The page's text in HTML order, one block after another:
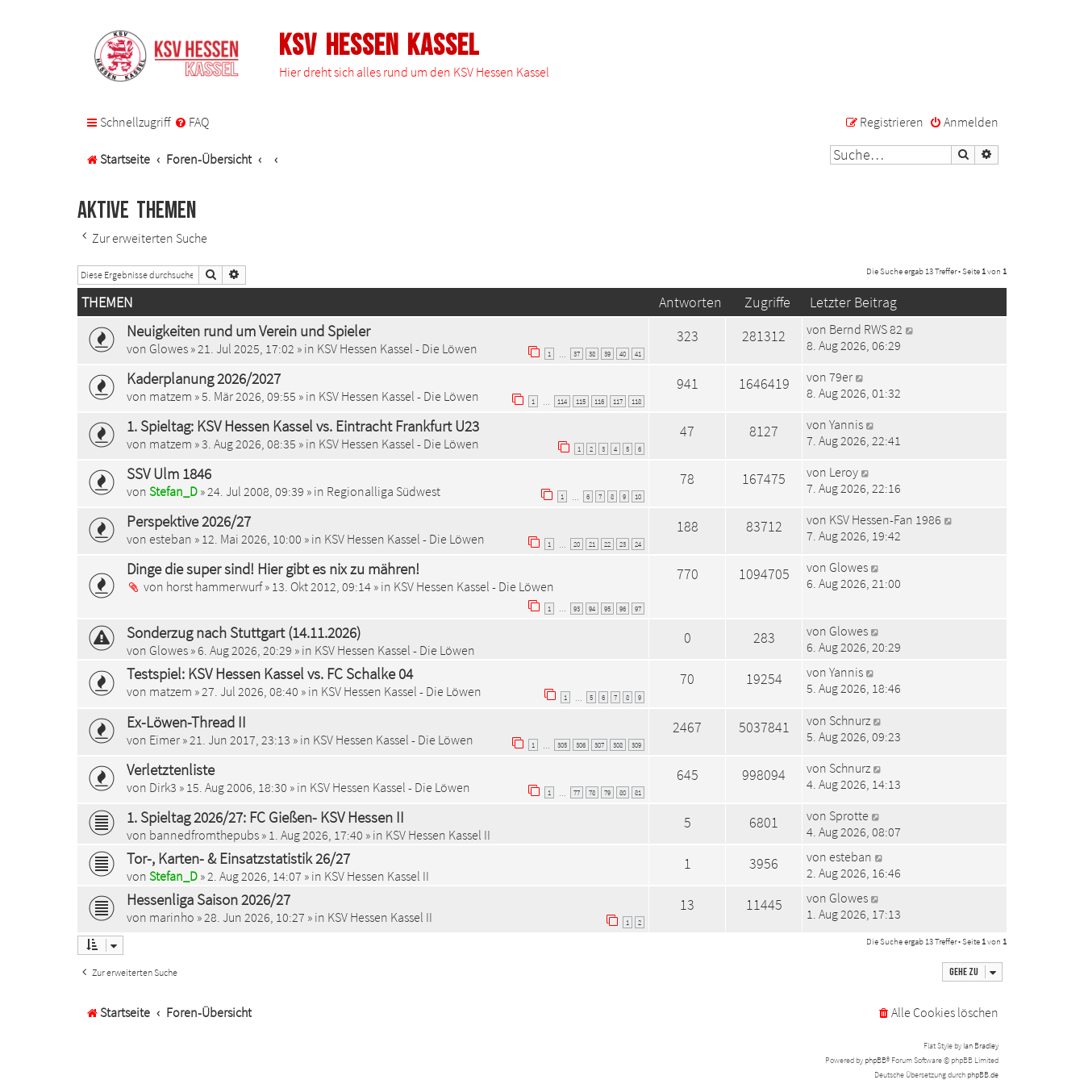
KSV Hessen Kassel
Hier dreht sich alles rund um den KSV Hessen Kassel
Schnellzugriff FAQ Anmelden
Registrieren
Startseite Foren-Übersicht Suche
Aktive Themen
Zur erweiterten Suche
Suche Die Suche ergab 13 Treffer • Seite 1von 1
THEMEN Antworten Zugriffe Letzter Beitrag
Neuigkeiten rund um Verein und Spieler
von Glowes » 21. Jul 2025, 17:02 » in KSV Hessen Kassel - Die Löwen 1 37 38 39 40 41
323 281312 von Bernd RWS 82
8. Aug 2026, 06:29
Kaderplanung 2026/2027
von matzem »5. Mär 2026, 09:55 » in KSV Hessen Kassel - Die Löwen 1 114 115 116 117 118
941 1646419 von 79er
8. Aug 2026, 01:32
1. Spieltag: KSV Hessen Kassel vs. Eintracht Frankfurt U23
von matzem »3. Aug 2026, 08:35 » in KSV Hessen Kassel - Die Löwen 1 2 3 4 5 6
47 8127 von Yannis
7. Aug 2026, 22:41
SSV Ulm 1846
von Stefan_D »24. Jul 2008, 09:39 » in Regionalliga Südwest 1 6 7 8 9 10
78 167475 von Leroy
7. Aug 2026, 22:16
Perspektive 2026/27
von esteban » 12. Mai 2026, 10:00 » in KSV Hessen Kassel - Die Löwen 1 … 20 21 22 23 24
188 83712 von KSV Hessen-Fan 1986
7. Aug 2026, 19:42
Dinge die super sind! Hier gibt es nix zu mähren!
von horst hammerwurf» 13. Okt 2012, 09:14 » in KSV Hessen Kassel - Die Löwen
1 … 93 94 95 96 97
770 1094705 von Glowes
6. Aug 2026, 21:00
Sonderzug nach Stuttgart (14.11.2026)
von Glowes »6. Aug 2026, 20:29 » in KSV Hessen Kassel - Die Löwen
0 283 von Glowes
6. Aug 2026, 20:29
Testspiel: KSV Hessen Kassel vs. FC Schalke 04
von matzem »27. Jul 2026, 08:40 » in KSV Hessen Kassel - Die Löwen 1 5 6 7 8 9
70 19254 von Yannis
5. Aug 2026, 18:46
Ex-Löwen-Thread II
von Eimer » 21. Jun 2017, 23:13 » in KSV Hessen Kassel - Die Löwen 1 305 306 307 308 309
2467 5037841 von Schnurz
5. Aug 2026, 09:23
Verletztenliste
von Dirk3 » 15. Aug 2006, 18:30 » in KSV Hessen Kassel - Die Löwen 1 77 78 79 80 81
645 998094 von Schnurz
4. Aug 2026, 14:13
1. Spieltag 2026/27: FC Gießen- KSV Hessen II
von bannedfromthepubs » 1. Aug 2026, 17:40 » in KSV Hessen Kassel II
5 6801 von Sprotte
4. Aug 2026, 08:07
Tor-, Karten- & Einsatzstatistik 26/27
von Stefan_D » 2. Aug 2026, 14:07 » in KSV Hessen Kassel II
1 3956 von esteban
2. Aug 2026, 16:46
Hessenliga Saison 2026/27
von marinho » 28. Jun 2026, 10:27 » in KSV Hessen Kassel II 1 2
13 11445 von Glowes
1. Aug 2026, 17:13
Die Suche ergab 13 Treffer • Seite 1von 1
Zur erweiterten Suche Gehe zu
Startseite Foren-Übersicht Alle Cookies löschen
Flat Style by Ian Bradley
Powered by phpBB® Forum Software © phpBB Limited
Deutsche Übersetzung durch phpBB.de